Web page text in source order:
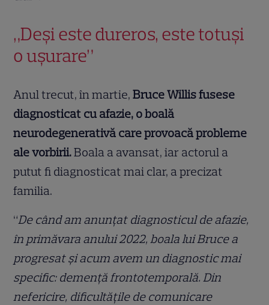
„Deşi este dureros, este totuşi
o uşurare”
Anul trecut, în martie,Bruce Willis fusese
diagnosticat cu afazie, o boală
neurodegenerativă care provoacă probleme
ale vorbirii.Boala a avansat, iar actorul a
putut fi diagnosticat mai clar, a precizat
familia.
“De când am anunţat diagnosticul de afazie,
în primăvara anului 2022, boala lui Bruce a
progresat şi acum avem un diagnostic mai
specific: demenţă frontotemporală. Din
nefericire, dificultăţile de comunicare